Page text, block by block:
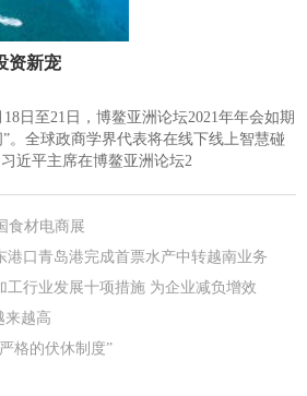
资新宠
日至21日，博鳌亚洲论坛2021年年会如期
。全球政商学界代表将在线下线上智慧碰
近平主席在博鳌亚洲论坛2
食材电商展
港口青岛港完成首票水产中转越南业务
工行业发展十项措施 为企业减负增效
来越高
格的伏休制度”